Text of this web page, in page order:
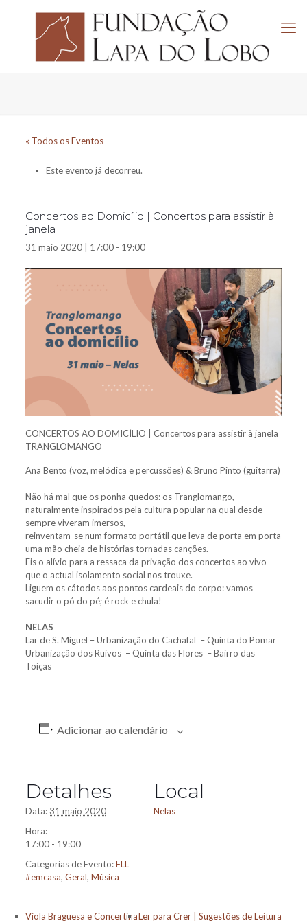
« Todos os Eventos
Este evento já decorreu.
Concertos ao Domicílio | Concertos para assistir à
janela
31 maio 2020 | 17:00- 19:00
CONCERTOS AO DOMICÍLIO | Concertos para assistir à janela
TRANGLOMANGO
Ana Bento (voz, melódica e percussões) & Bruno Pinto (guitarra)
Não há mal que os ponha quedos: os Tranglomango,
naturalmente inspirados pela cultura popular na qual desde
sempre viveram imersos,
reinventam-se num formato portátil que leva de porta em porta
uma mão cheia de histórias tornadas canções.
Eis o alívio para a ressaca da privação dos concertos ao vivo
que o actual isolamento social nos trouxe.
Liguem os cátodos aos pontos cardeais do corpo: vamos
sacudir o pó do pé; é rock e chula!
NELAS
Lar de S. Miguel – Urbanização do Cachafal – Quinta do Pomar
Urbanização dos Ruivos – Quinta das Flores – Bairro das
Toiças
Adicionar ao calendário
Detalhes
Data: 31 maio 2020
Hora:
17:00 - 19:00
Categorias de Evento:FLL
#emcasa, Geral, Música
Local
Nelas
Viola Braguesa e ConcertinaLer para Crer | Sugestões de Leitura